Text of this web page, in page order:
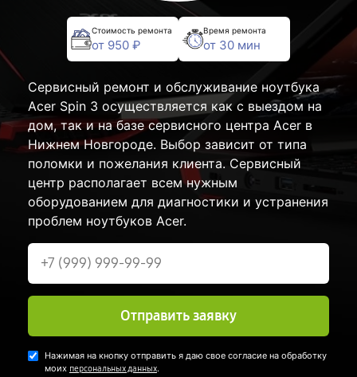
Стоимость ремонта
от 950 ₽
Время ремонта
от 30 мин
Сервисный ремонт и обслуживание ноутбука
Acer Spin 3 осуществляется как с выездом на
дом, так и на базе сервисного центра Acer в
Нижнем Новгороде. Выбор зависит от типа
поломки и пожелания клиента. Сервисный
центр располагает всем нужным
оборудованием для диагностики и устранения
проблем ноутбуков Acer.
Отправить заявку
Нажимая на кнопку отправить я даю свое согласие на обработку
моих персональных данных.